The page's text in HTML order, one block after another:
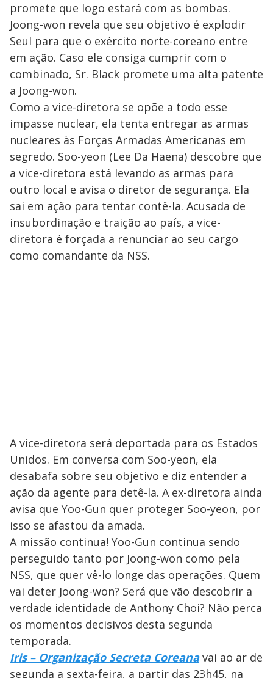
promete que logo estará com as bombas.
Joong-won revela que seu objetivo é explodir
Seul para que o exército norte-coreano entre
em ação. Caso ele consiga cumprir com o
combinado, Sr. Black promete uma alta patente
a Joong-won.
Como a vice-diretora se opõe a todo esse
impasse nuclear, ela tenta entregar as armas
nucleares às Forças Armadas Americanas em
segredo. Soo-yeon (Lee Da Haena) descobre que
a vice-diretora está levando as armas para
outro local e avisa o diretor de segurança. Ela
sai em ação para tentar contê-la. Acusada de
insubordinação e traição ao país, a vice-
diretora é forçada a renunciar ao seu cargo
como comandante da NSS.
A vice-diretora será deportada para os Estados
Unidos. Em conversa com Soo-yeon, ela
desabafa sobre seu objetivo e diz entender a
ação da agente para detê-la. A ex-diretora ainda
avisa que Yoo-Gun quer proteger Soo-yeon, por
isso se afastou da amada.
A missão continua! Yoo-Gun continua sendo
perseguido tanto por Joong-won como pela
NSS, que quer vê-lo longe das operações. Quem
vai deter Joong-won? Será que vão descobrir a
verdade identidade de Anthony Choi? Não perca
os momentos decisivos desta segunda
temporada.
Iris – Organização Secreta Coreanavai ao ar de
segunda a sexta-feira, a partir das 23h45, na